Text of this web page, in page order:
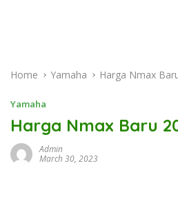
Home Yamaha Harga Nmax
Yamaha
Harga Nmax Baru
Admin
March 30, 2023